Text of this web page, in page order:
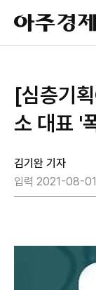
아
주
경
[심층기
소 대표 '
김기완 기자
입력 2021-08-